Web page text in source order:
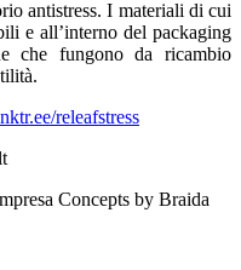
antistress. I materiali di cui
e all’interno del packaging
che fungono da ricambio
releafstress
Concepts by Braida